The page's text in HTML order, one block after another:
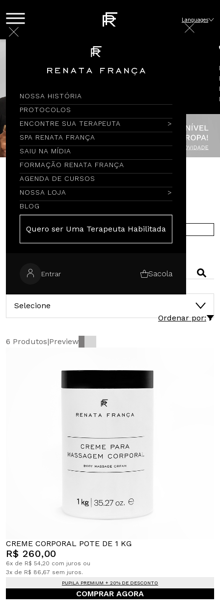
NOSSA HISTÓRIA
PROTOCOLOS
ENCONTRE SUA TERAPEUTA
SPA RENATA FRANÇA
SAIU NA MÍDIA
FORMAÇÃO RENATA FRANÇA
AGENDA DE CURSOS
NOSSA LOJA
BLOG
Quero ser Uma Terapeuta Habilitada
Entrar Sacola
Languages
Encontre por Nome
COMPRE NA EUROPA
Selecione
Ordenar por:
6 Produtos|Preview
CREME CORPORAL POTE DE 1 KG
R$ 260,00
6x de R$ 54,20 com juros ou
3x de R$ 86,67 sem juros.
PUPILA PREMIUM + 20% DE DESCONTO
COMPRAR AGORA